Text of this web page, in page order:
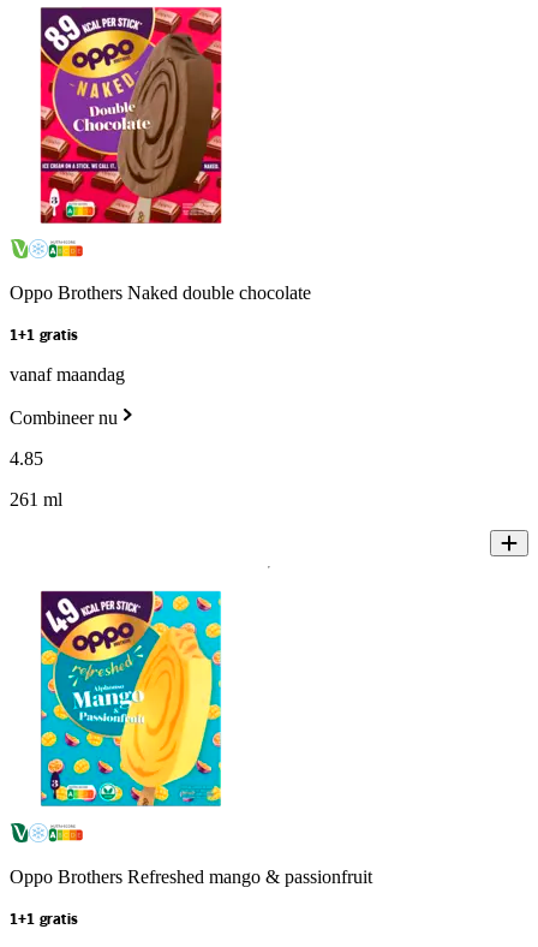
Oppo Brothers Naked double chocolate
1+1 gratis
vanaf maandag
Combineer nu
4.85
261 ml
Oppo Brothers Refreshed mango & passionfruit
1+1 gratis